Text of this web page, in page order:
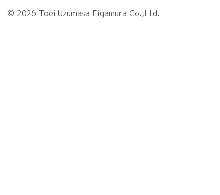
© 2026 Toei Uzumasa Eigamura Co.,Ltd.